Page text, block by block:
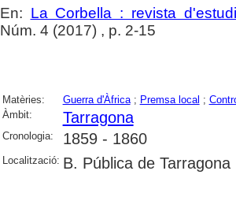
En: La Corbella : revista
Núm. 4 (2017) , p. 2-15
Matèries: Guerra d'Àfrica; Premsa local ;
Àmbit:
Tarragona
Cronologia: 1859 - 1860
Localització: B. Pública de Tarragona